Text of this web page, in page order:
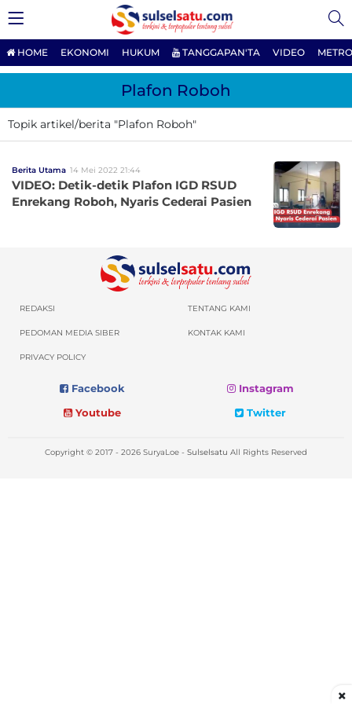
HOME EKONOMI HUKUM TANGGAPAN'TA VIDEO
Plafon Roboh
Topik artikel/berita "Plafon Roboh"
Berita Utama 14 Mei 2022 21:44
VIDEO: Detik-detik Plafon IGD RSUD
Enrekang Roboh, Nyaris Cederai Pasien
REDAKSI TENTANG KAMI
PEDOMAN MEDIA SIBER KONTAK KAMI
PRIVACY POLICY
Facebook
Instagram
Youtube
Twitter
Copyright © 2017 - 2026 SuryaLoe - Sulselsatu All Rights Reserved
×